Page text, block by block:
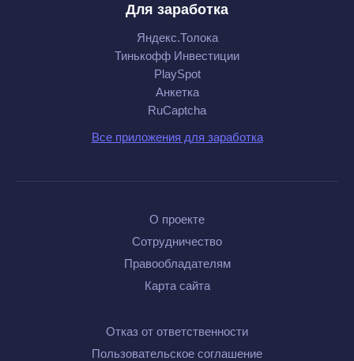
Для заработка
Яндекс.Толока
Тинькофф Инвестиции
PlaySpot
Анкетка
RuCaptcha
Все приложения для заработка
О проекте
Сотрудничество
Правообладателям
Карта сайта
Отказ от ответственности
Пользовательское соглашение